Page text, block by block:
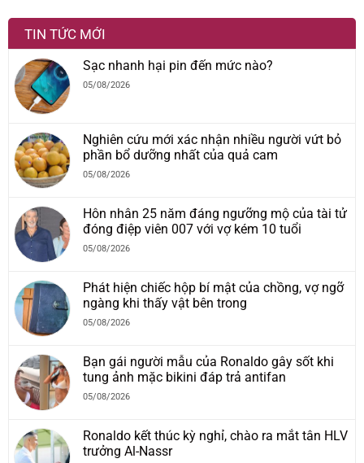
TIN TỨC MỚI
Sạc nhanh hại pin đến mức nào?
05/08/2026
Nghiên cứu mới xác nhận nhiều người vứt bỏ
phần bổ dưỡng nhất của quả cam
05/08/2026
Hôn nhân 25 năm đáng ngưỡng mộ của tài tử
đóng điệp viên 007 với vợ kém 10 tuổi
05/08/2026
Phát hiện chiếc hộp bí mật của chồng, vợ ngỡ
ngàng khi thấy vật bên trong
05/08/2026
Bạn gái người mẫu của Ronaldo gây sốt khi
tung ảnh mặc bikini đáp trả antifan
05/08/2026
Ronaldo kết thúc kỳ nghỉ, chào ra mắt tân HLV
trưởng Al-Nassr